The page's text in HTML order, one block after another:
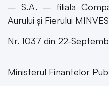
– S.A. – filiala
Aurului și Fierului
Nr. 1037 din 22-
Ministerul Finanțelor